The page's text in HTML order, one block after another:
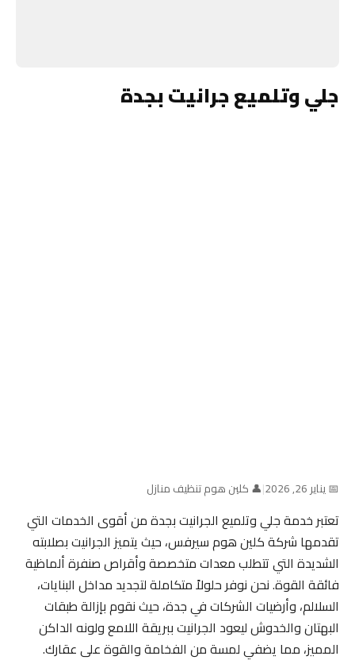
جلي وتلميع جرانيت بجدة
📅 يناير 26, 2026 |👤 كلين هوم تنظيف منازل
تعتبر خدمة جلي وتلميع الجرانيت بجدة من أقوى الخدمات التي
تقدمها شركة كلين هوم سيرفس، حيث يتميز الجرانيت بصلابته
الشديدة التي تتطلب معدات متخصصة وأقراص صنفرة ألماظية
فائقة القوة. نحن نوفر حلولاً متكاملة لتجديد مداخل البنايات،
السلالم، وأرضيات الشركات في جدة، حيث نقوم بإزالة طبقات
البهتان والخدوش ليعود الجرانيت ببريقة اللامع ولونه الداكن
المميز، مما يضفي لمسة من الفخامة والقوة على عقارك.